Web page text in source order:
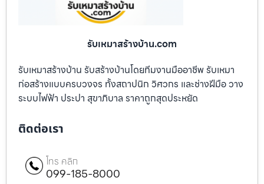
รับเหมาสร้างบ้าน.com
รับเหมาสร้างบ้าน รับสร้างบ้านโดยทีมงานมืออาชีพ รับเหมา
ก่อสร้างแบบครบวงจร ทั้งสถาปนิก วิศวกร และช่างฝีมือ วาง
ระบบไฟฟ้า ประปา สุขาภิบาล ราคาถูกสุดประหยัด
ติดต่อเรา
โทร คลิก
099-185-8000